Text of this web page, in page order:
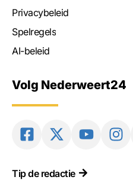
Privacybeleid
Spelregels
AI-beleid
Volg Nederweert24
Tip de redactie